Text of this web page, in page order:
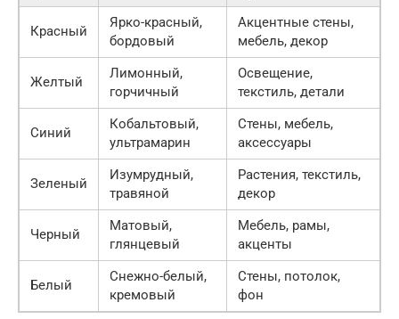
Красный
Ярко-красный,
бордовый
Акцентные стены,
мебель, декор
Желтый
Лимонный,
горчичный
Освещение,
текстиль, детали
Синий
Кобальтовый,
ультрамарин
Стены, мебель,
аксессуары
Зеленый
Изумрудный,
травяной
Растения, текстиль,
декор
Черный
Матовый,
глянцевый
Мебель, рамы,
акценты
Белый
Снежно-белый,
кремовый
Стены, потолок,
фон